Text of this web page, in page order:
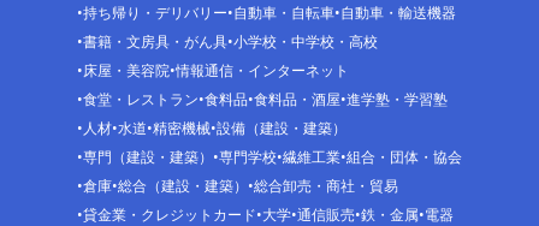
持ち帰り・デリバリー 自動車・自転車 自動車・輸送機器
書籍・文房具・がん具 小学校・中学校・高校
床屋・美容院 情報通信・インターネット
食堂・レストラン 食料品 食料品・酒屋 進学塾・学習塾
人材 水道 精密機械 設備（建設・建築）
専門（建設・建築）
専門学校 繊維工業 組合・団体・協会
倉庫 総合（建設・建築）
総合卸売・商社・貿易
貸金業・クレジットカード 大学 通信販売 鉄・金属 電器